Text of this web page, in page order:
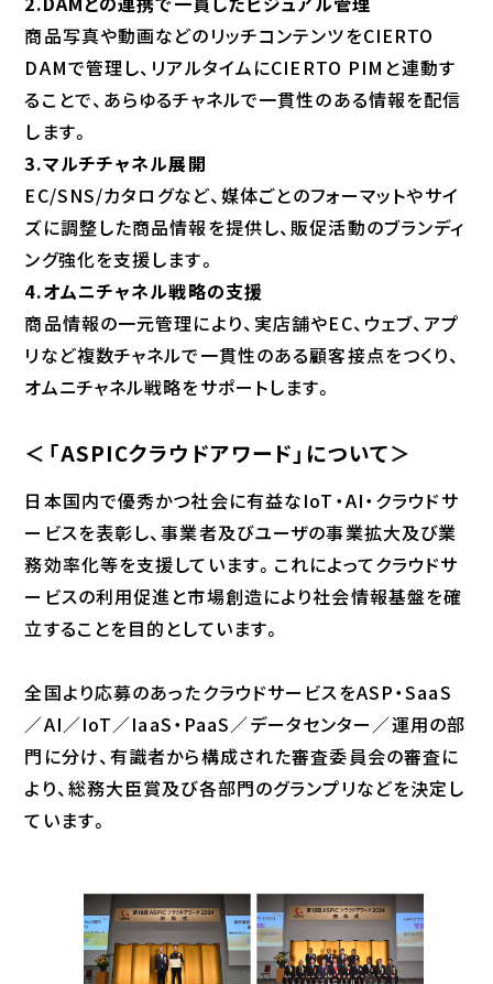
商品写真や動画などのリッチコンテンツをCIERTO
DAMで管理し、リアルタイムにCIERTO PIMと連動す
ることで、あらゆるチャネルで一貫性のある情報を配信
します。
3.マルチチャネル展開
EC/SNS/カタログなど、媒体ごとのフォーマットやサイ
ズに調整した商品情報を提供し、販促活動のブランディ
ング強化を支援します。
4.オムニチャネル戦略の支援
商品情報の一元管理により、実店舗やEC、ウェブ、アプ
リなど複数チャネルで一貫性のある顧客接点をつくり、
オムニチャネル戦略をサポートします。
＜「ASPICクラウドアワード」について＞
日本国内で優秀かつ社会に有益なIoT・AI・クラウドサ
ービスを表彰し、事業者及びユーザの事業拡大及び業
務効率化等を支援しています。これによってクラウドサ
ービスの利用促進と市場創造により社会情報基盤を確
立することを目的としています。
全国より応募のあったクラウドサービスをASP・SaaS
／AI／IoT／IaaS・PaaS／データセンター／運用の部
門に分け、有識者から構成された審査委員会の審査に
より、総務大臣賞及び各部門のグランプリなどを決定し
ています。